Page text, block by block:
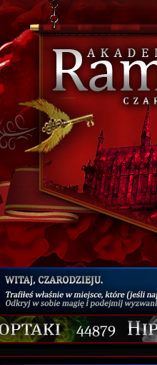
44879